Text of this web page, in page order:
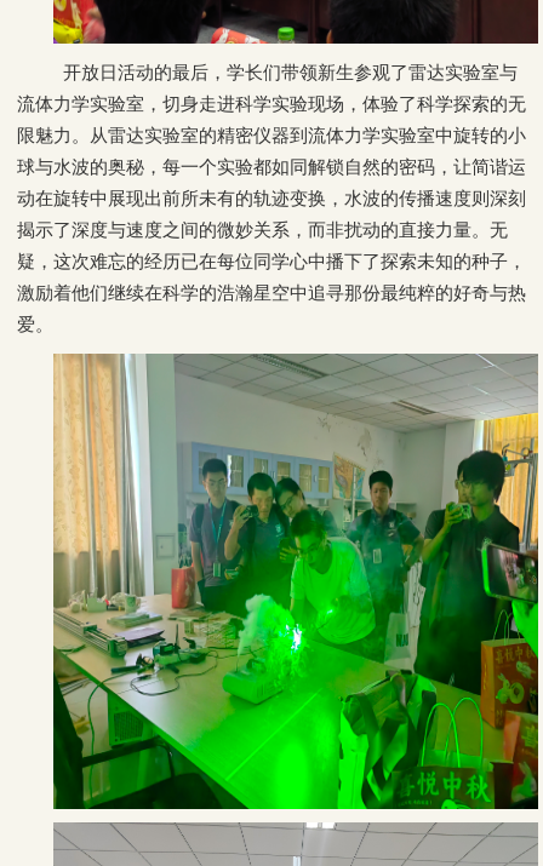
开放日活动的最后，学长们带领新生参观了雷达实验室与
流体力学实验室，切身走进科学实验现场，体验了科学探索的无
限魅力。从雷达实验室的精密仪器到流体力学实验室中旋转的小
球与水波的奥秘，每一个实验都如同解锁自然的密码，让简谐运
动在旋转中展现出前所未有的轨迹变换，水波的传播速度则深刻
揭示了深度与速度之间的微妙关系，而非扰动的直接力量。无
疑，这次难忘的经历已在每位同学心中播下了探索未知的种子，
激励着他们继续在科学的浩瀚星空中追寻那份最纯粹的好奇与热
爱。